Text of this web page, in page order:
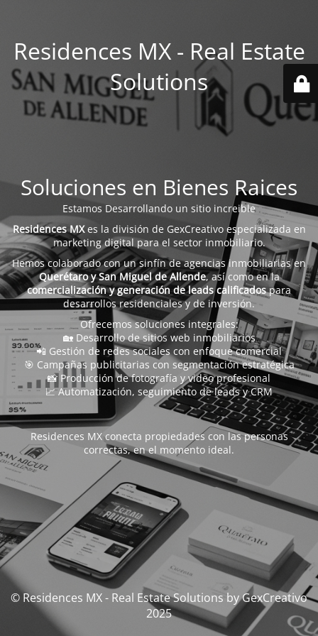
Residences MX - Real Estate
Solutions
Soluciones en Bienes Raices
Estamos Desarrollando un sitio increible
Residences MXes la división de GexCreativo especializada en
marketing digital para el sector inmobiliario.
Hemos colaborado con un sinfín de agencias inmobiliarias en
Querétaro y San Miguel de Allende, así como en la
comercialización y generación de leads calificadospara
desarrollos residenciales y de inversión.
Ofrecemos soluciones integrales:
🏡 Desarrollo de sitios web inmobiliarios
📲 Gestión de redes sociales con enfoque comercial
🎯 Campañas publicitarias con segmentación estratégica
📸 Producción de fotografía y video profesional
📈 Automatización, seguimiento de leads y CRM
Residences MX conecta propiedades con las personas
correctas, en el momento ideal.
© Residences MX - Real Estate Solutions by GexCreativo
2025